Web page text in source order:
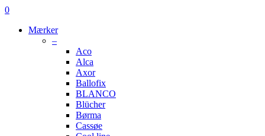
søge
0
Mærker
–
Aco
Alca
Axor
Ballofix
BLANCO
Blücher
Børma
Cassøe